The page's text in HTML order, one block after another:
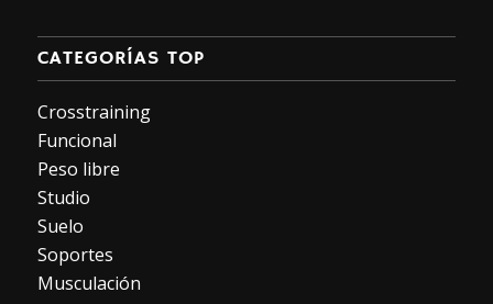
CATEGORÍAS TOP
Crosstraining
Funcional
Peso libre
Studio
Suelo
Soportes
Musculación